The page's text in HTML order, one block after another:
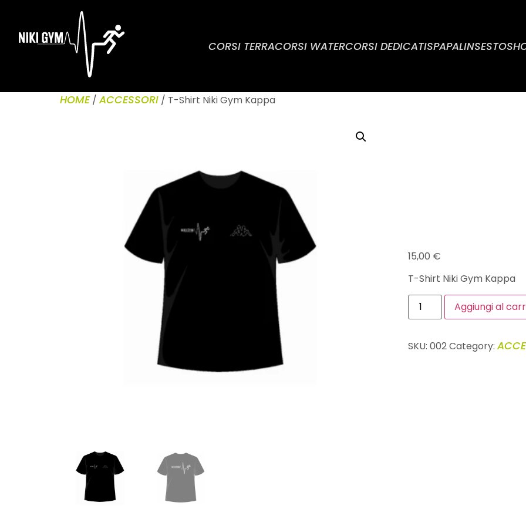
CORSI TERRACORSI WATERCORSI DEDICATISPAPALINSESTO
HOME/ ACCESSORI / T-Shirt Niki Gym Kappa
15,00 €
T-Shirt Niki Gym Kappa
Aggiungi al
SKU: 002Category: